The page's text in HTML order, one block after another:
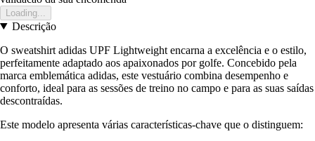
Loading...
Descrição
O sweatshirt adidas UPF Lightweight encarna a excelência e o estilo,
perfeitamente adaptado aos apaixonados por golfe. Concebido pela
marca emblemática adidas, este vestuário combina desempenho e
conforto, ideal para as sessões de treino no campo e para as suas saídas
descontraídas.
Este modelo apresenta várias características-chave que o distinguem: